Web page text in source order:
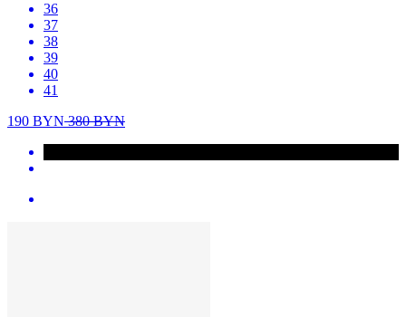
36
37
38
39
40
41
190 BYN380BYN